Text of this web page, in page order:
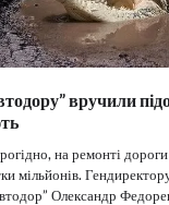
вручили
на ремонті
мільйонів.
Олександр